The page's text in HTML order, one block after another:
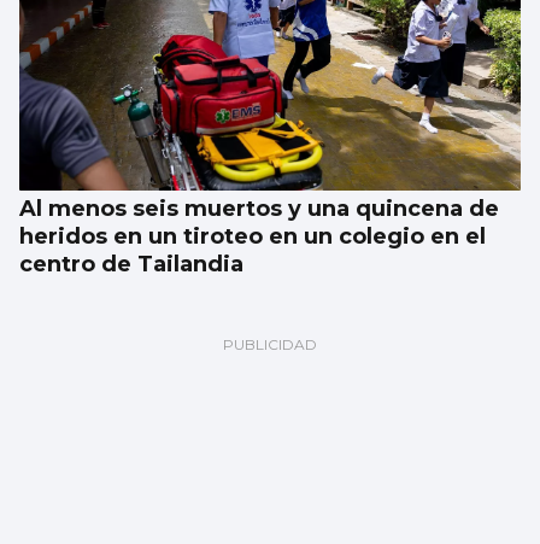
Al menos seis muertos y una quincena de
heridos en un tiroteo en un colegio en el
centro de Tailandia